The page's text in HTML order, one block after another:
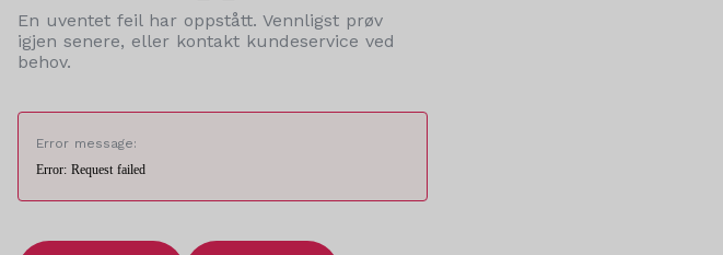
En uventet feil har oppstått. Vennligst prøv
igjen senere, eller kontakt kundeservice ved
behov.
Error message:
Error: Request failed